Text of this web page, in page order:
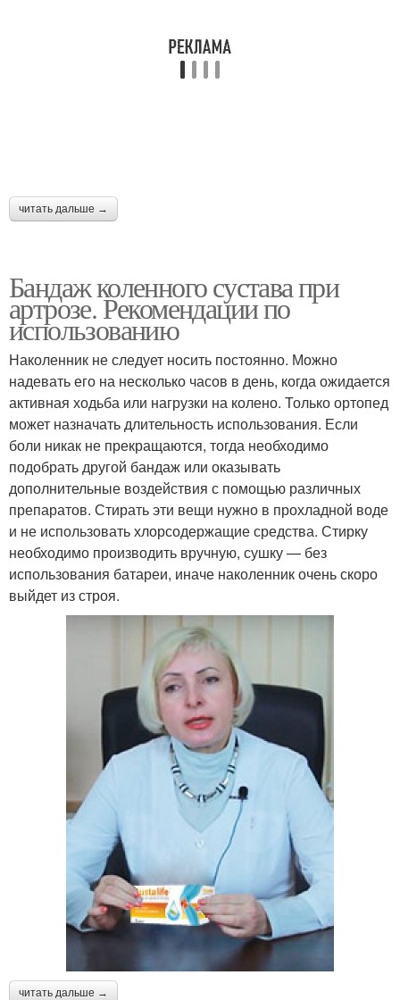
читать дальше →
Бандаж коленного сустава при
артрозе. Рекомендации по
использованию
Наколенник не следует носить постоянно. Можно
надевать его на несколько часов в день, когда ожидается
активная ходьба или нагрузки на колено. Только ортопед
может назначать длительность использования. Если
боли никак не прекращаются, тогда необходимо
подобрать другой бандаж или оказывать
дополнительные воздействия с помощью различных
препаратов. Стирать эти вещи нужно в прохладной воде
и не использовать хлорсодержащие средства. Стирку
необходимо производить вручную, сушку — без
использования батареи, иначе наколенник очень скоро
выйдет из строя.
читать дальше →